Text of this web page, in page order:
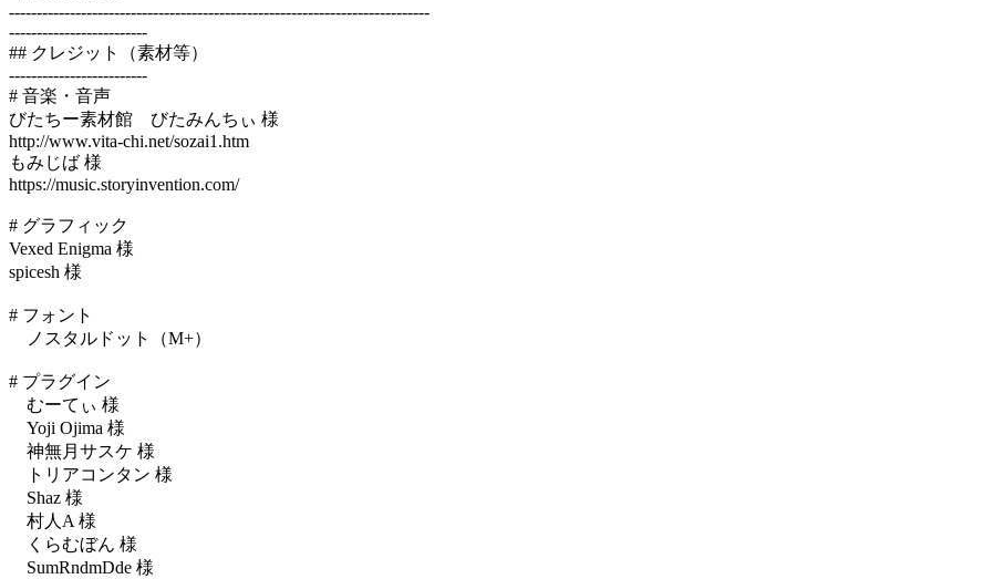
----------------------------------------------------------------------------
-------------------------
## クレジット（素材等）
-------------------------
# 音楽・音声
びたちー素材館 びたみんちぃ 様
http://www.vita-chi.net/sozai1.htm
もみじば 様
https://music.storyinvention.com/
# グラフィック
Vexed Enigma 様
spicesh 様
# フォント
ノスタルドット（M+）
# プラグイン
むーてぃ 様
Yoji Ojima 様
神無月サスケ 様
トリアコンタン 様
Shaz 様
村人A 様
くらむぼん 様
SumRndmDde 様